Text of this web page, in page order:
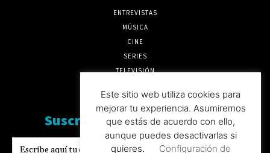
ENTREVISTAS
MÚSICA
CINE
SERIES
TELEVISIÓN
Suscríbete a nuesto boletín
SUSCRIBIRSE
Este sitio web utiliza cookies para
mejorar tu experiencia. Asumiremos
que estás de acuerdo con ello,
aunque puedes desactivarlas si
quieres.
Configuración de